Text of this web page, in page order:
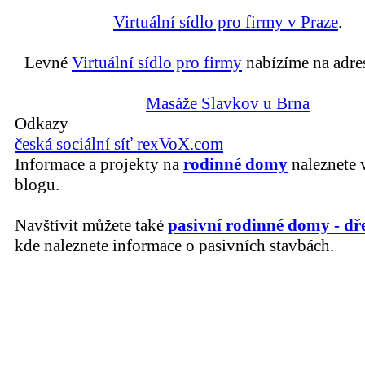
Virtuální sídlo pro firmy v Praze.
Levné Virtuální sídlo pro firmy nabízíme na
Masáže Slavkov u Brna
Odkazy
česká sociální síť rexVoX.com
Informace a projekty na rodinné domy naleznete
blogu.
Navštívit můžete také pasivní rodinné domy -
kde naleznete informace o pasivních stavbách.